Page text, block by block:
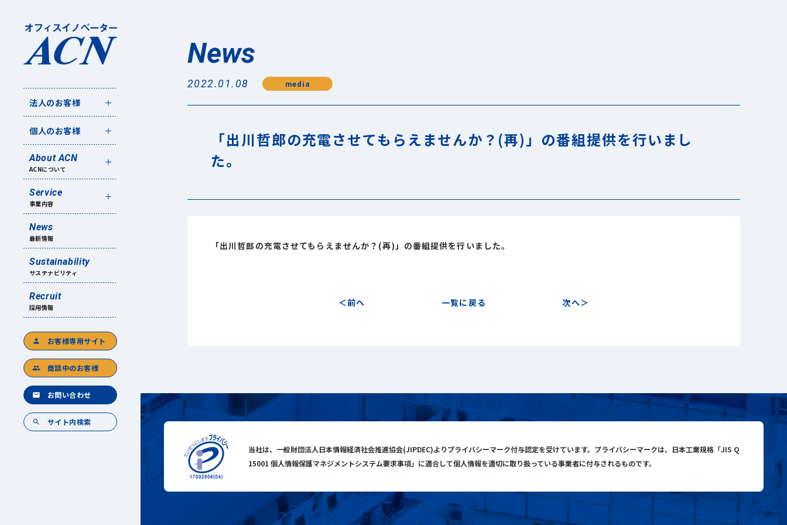
法人のお客様
個人のお客様
About ACN
ACNについて
Service
事業内容
News
最新情報
Sustainability
サステナビリティ
Recruit
採用情報
person お客様専用サイト
group 商談中のお客様
mail お問い合わせ
search サイト内検索
News
2022.01.08 media
「出川哲郎の充電させてもらえませんか？(再)」の番組提供を行いまし
た。
「出川哲郎の充電させてもらえませんか？(再)」の番組提供を行いました。
前へ 一覧に戻る 次へ
当社は、一般財団法人日本情報経済社会推進協会(JIPDEC)よりプライバシーマーク付与認定を受けています。プライバシーマークは、日本工業規格「JIS Q
15001 個人情報保護マネジメントシステム要求事項」に適合して個人情報を適切に取り扱っている事業者に付与されるものです。